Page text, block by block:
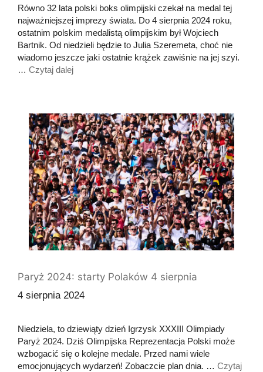
Równo 32 lata polski boks olimpijski czekał na medal tej
najważniejszej imprezy świata. Do 4 sierpnia 2024 roku,
ostatnim polskim medalistą olimpijskim był Wojciech
Bartnik. Od niedzieli będzie to Julia Szeremeta, choć nie
wiadomo jeszcze jaki ostatnie krążek zawiśnie na jej szyi.
… Czytaj dalej
Paryż 2024: starty Polaków 4 sierpnia
4 sierpnia 2024
Niedziela, to dziewiąty dzień Igrzysk XXXIII Olimpiady
Paryż 2024. Dziś Olimpijska Reprezentacja Polski może
wzbogacić się o kolejne medale. Przed nami wiele
emocjonujących wydarzeń! Zobaczcie plan dnia. … Czytaj